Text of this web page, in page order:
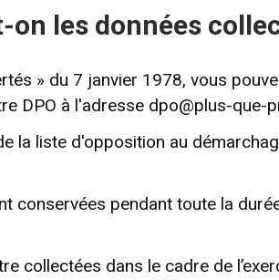
les données
» du 7 janvier 1978, vous
DPO à l'adresse dpo@plus-que-
la liste d'opposition au
conservées pendant toute la
collectées dans le cadre de